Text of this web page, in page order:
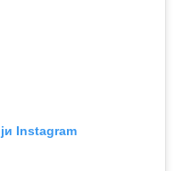
Instagram